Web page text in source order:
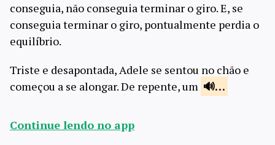
conseguia, não conseguia terminar o giro. E, se
conseguia terminar o giro, pontualmente perdia o
equilíbrio.
Triste e desapontada, Adele se sentou no chão e
começou a se alongar. De repente, um
…
Continue lendo no app